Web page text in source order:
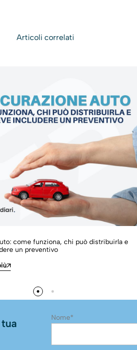
Articoli correlati
come funziona, chi può distribuirla e
un preventivo
Nome*